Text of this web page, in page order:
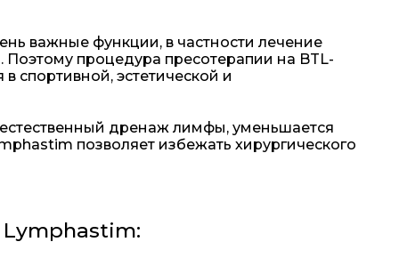
важные функции, в частности лечение
процедура пресотерапии на BTL-
спортивной, эстетической и
дренаж лимфы, уменьшается
позволяет избежать хирургического